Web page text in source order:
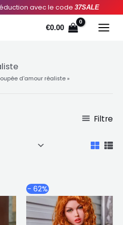
avec le code 37SALE
€0.00
d'amour réaliste »
Filtre
Plage
de
prix :
€1,211.56
produit
- 62%
de
prix :
a